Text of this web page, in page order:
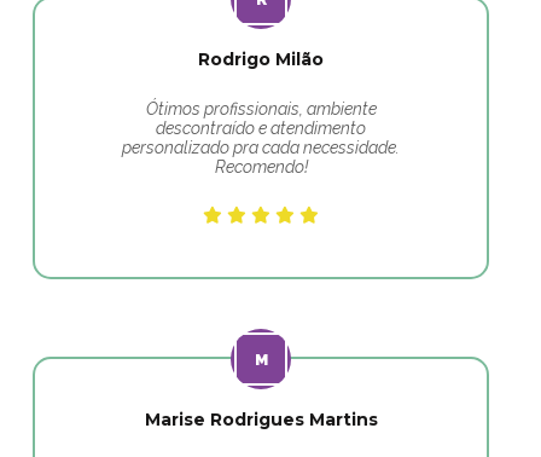
Rodrigo Milão
Ótimos profissionais, ambiente
descontraído e atendimento
personalizado pra cada necessidade.
Recomendo!
Marise Rodrigues Martins